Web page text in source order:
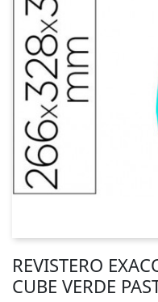
REVISTERO
CUBE VERDE